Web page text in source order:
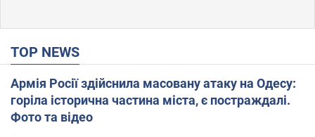
TOP NEWS
Армія Росії здійснила масовану атаку на Одесу:
горіла історична частина міста, є постраждалі.
Фото та відео